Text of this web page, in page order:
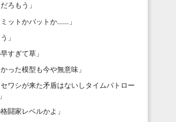
ろもう 」
ットかバットか…… 」
」
すぎて草 」
った模型も今や無意味 」
ワシが来た矛盾はないしタイムパトロー
」
闘家レベルかよ 」